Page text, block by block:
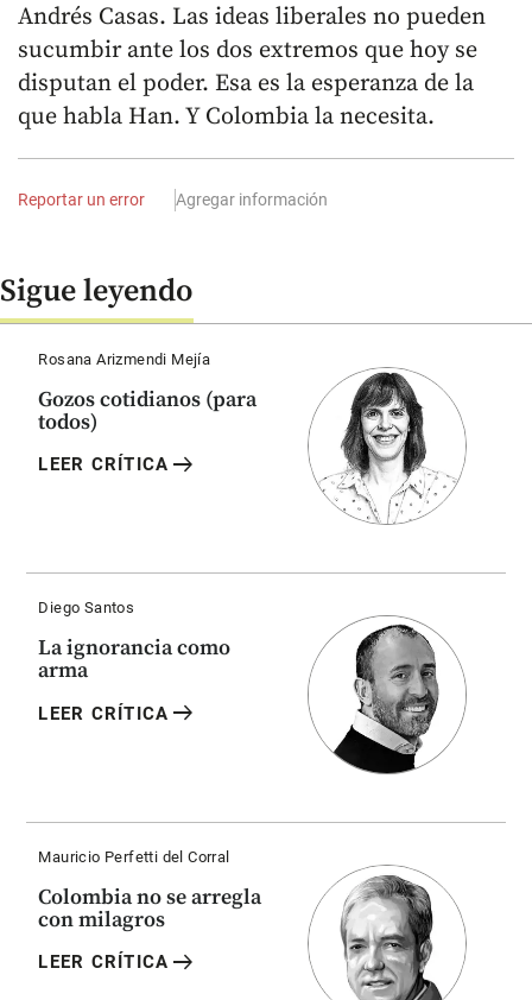
Andrés Casas. Las ideas liberales no pueden
sucumbir ante los dos extremos que hoy se
disputan el poder. Esa es la esperanza de la
que habla Han. Y Colombia la necesita.
Reportar un error Agregar información
Sigue leyendo
Rosana Arizmendi Mejía
Gozos cotidianos (para
todos)
LEER CRÍTICA arrow_right_alt
Diego Santos
La ignorancia como
arma
LEER CRÍTICA arrow_right_alt
Mauricio Perfetti del Corral
Colombia no se arregla
con milagros
LEER CRÍTICA arrow_right_alt